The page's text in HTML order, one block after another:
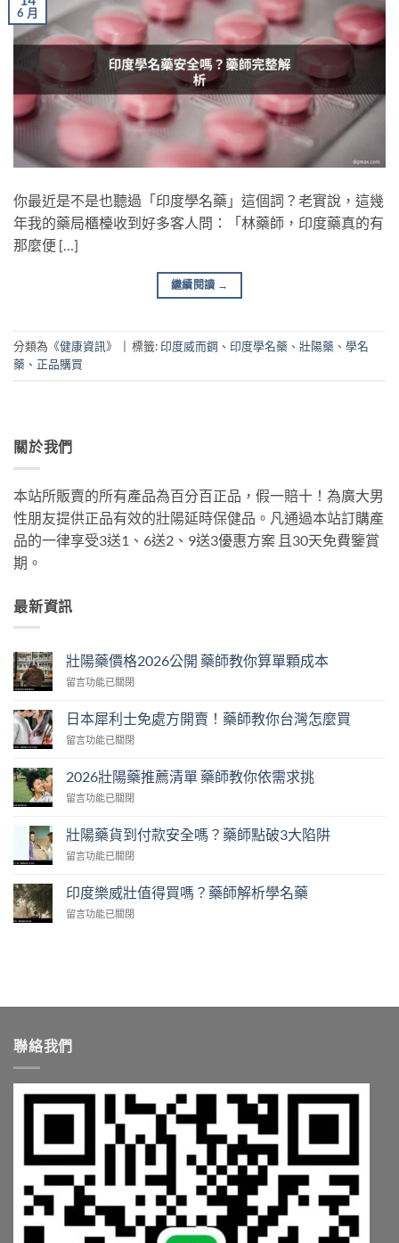
6 月
你最近是不是也聽過「印度學名藥」這個詞？老實說，這幾
年我的藥局櫃檯收到好多客人問：「林藥師，印度藥真的有
那麼便 […]
繼續閱讀 →
分類為《健康資訊》 標籤:印度威而鋼 、 印度學名藥 、 壯陽藥 、 學名
藥 、 正品購買
關於我們
本站所販賣的所有產品為百分百正品，假一賠十！為廣大男
性朋友提供正品有效的壯陽延時保健品。凡通過本站訂購產
品的一律享受3送1、6送2、9送3優惠方案 且30天免費鑒賞
期。
最新資訊
壯陽藥價格2026公開 藥師教你算單顆成本
在
陽
藥
價
2026
開
師
你
單
顆
留言功能已關閉
日本犀利士免處方開賣！藥師教你台灣怎麼買
在
犀
利
免
處
方
賣！
師
中
留言功能已關閉
2026壯陽藥推薦清單 藥師教你依需求挑
在
壯
陽
藥
薦
清
單
需
挑〉
中
留言功能已關閉
壯陽藥貨到付款安全嗎？藥師點破3大陷阱
在
陽
藥
貨
嗎？
師
點
3
大
陷
中
留言功能已關閉
印度樂威壯值得買嗎？藥師解析學名藥
在
嗎？
解
藥〉
留言功能已關閉
聯絡我們